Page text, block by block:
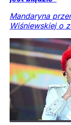
zdrowia"
Konrad
krytykę ze
Rozrywka